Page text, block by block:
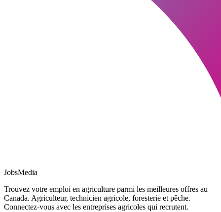
JobsMedia
Trouvez votre emploi en agriculture parmi les meilleures offres au
Canada. Agriculteur, technicien agricole, foresterie et pêche.
Connectez-vous avec les entreprises agricoles qui recrutent.